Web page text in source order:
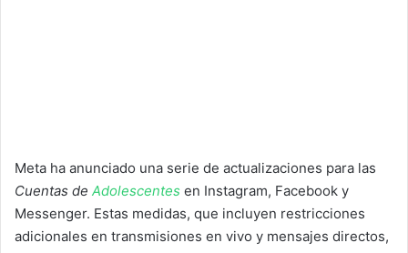
Meta ha anunciado una serie de actualizaciones para las
Cuentas de Adolescentes en Instagram, Facebook y
Messenger. Estas medidas, que incluyen restricciones
adicionales en transmisiones en vivo y mensajes directos,